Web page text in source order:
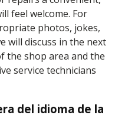
feel welcome. For
photos, jokes,
will discuss in the next
the shop area and the
service technicians
del idioma de la